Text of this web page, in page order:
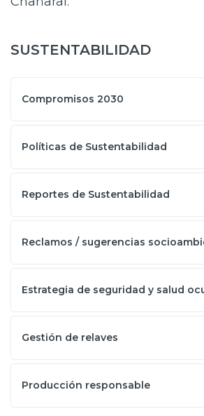
SUSTENTABILIDAD
Compromisos 2030
Políticas de Sustentabilidad
Reportes de Sustentabilidad
Reclamos / sugerencias
Estrategia de seguridad y salud
Gestión de relaves
Producción responsable